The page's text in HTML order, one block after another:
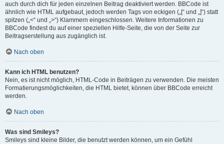
auch durch dich für jeden einzelnen Beitrag deaktiviert werden. BBCode ist
ähnlich wie HTML aufgebaut, jedoch werden Tags von eckigen („[“ und „]“) statt
spitzen („<“ und „>“) Klammern eingeschlossen. Weitere Informationen zu
BBCode findest du auf einer speziellen Hilfe-Seite, die von der Seite zur
Beitragserstellung aus zugänglich ist.
Nach oben
Kann ich HTML benutzen?
Nein, es ist nicht möglich, HTML-Code in Beiträgen zu verwenden. Die meisten
Formatierungsmöglichkeiten, die HTML bietet, können über BBCode erreicht
werden.
Nach oben
Was sind Smileys?
Smileys sind kleine Bilder, die benutzt werden können, um ein Gefühl